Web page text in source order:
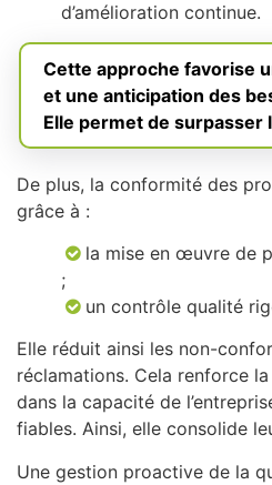
d’amélioration continue.
Cette approche favorise
et une anticipation des
Elle permet de surpasser
De plus, la conformité des
grâce à :
la mise en œuvre de
;
un contrôle qualité
Elle réduit ainsi les non-
réclamations. Cela renforce
dans la capacité de
fiables. Ainsi, elle consolide
Une gestion proactive de la